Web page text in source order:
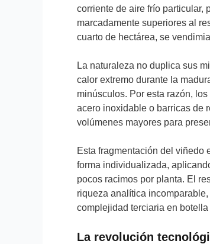
corriente de aire frío particular,
marcadamente superiores al
cuarto de hectárea, se
La naturaleza no duplica sus
calor extremo durante la
minúsculos. Por esta razón,
acero inoxidable o barricas de
volúmenes mayores para
Esta fragmentación del viñedo
forma individualizada,
pocos racimos por planta. El
riqueza analítica
complejidad terciaria en
La revolución